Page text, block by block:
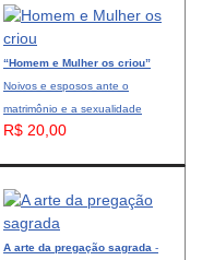
“Homem e Mulher os criou”
Noivos e esposos ante o
matrimônio e a sexualidade
R$ 20,00
A arte da pregação sagrada -